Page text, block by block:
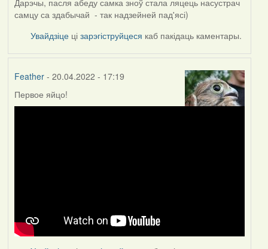
самцу са здабычай - так надзейней пад'ясі)
Увайдзіце цізарэгіструйцеся каб пакідаць каментары.
Feather- 20.04.2022 - 17:19
Первое яйцо!